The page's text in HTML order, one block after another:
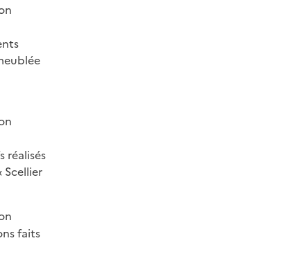
réalisés
Scellier
faits